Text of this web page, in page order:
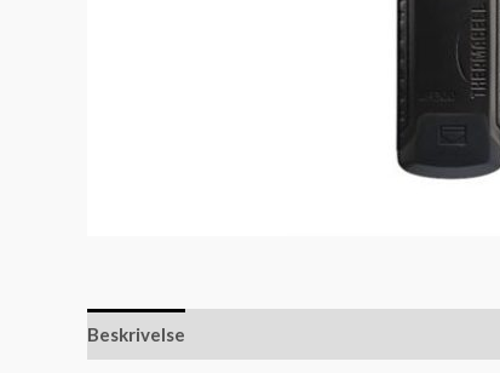
Beskrivelse